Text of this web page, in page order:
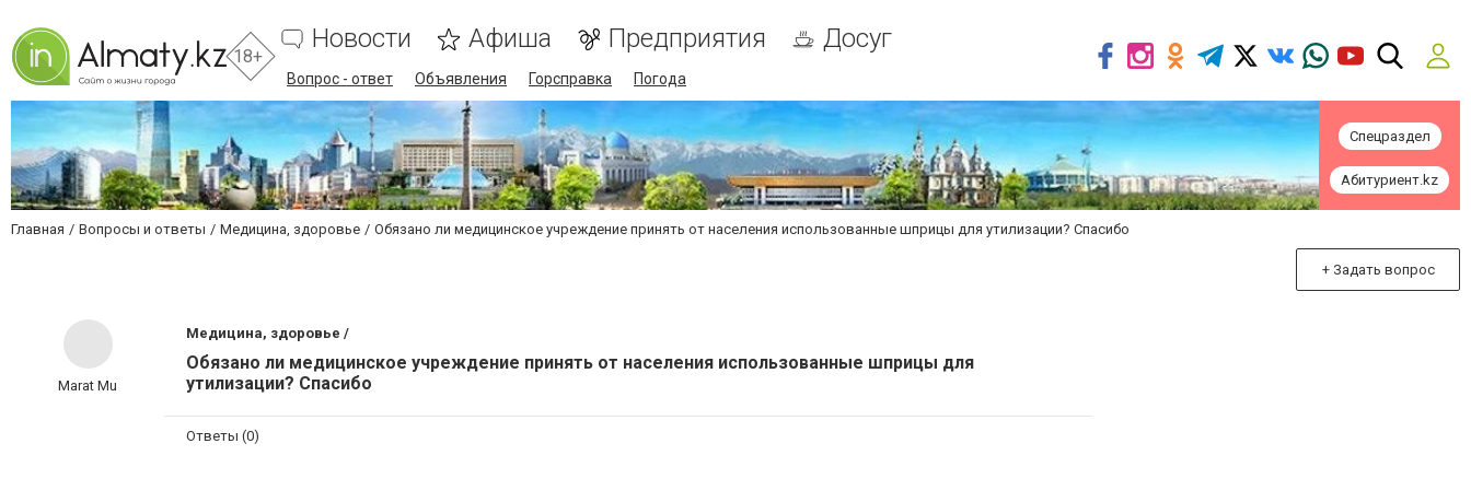
18+
Новости Афиша Предприятия Досуг
Вопрос - ответ Объявления Горсправка Погода
Спецраздел
Абитуриент.kz
Главная Вопросы и ответы Медицина, здоровье Обязано ли медицинское учреждение принять от населения использованные шприцы для утилизации? Спасибо
+ Задать вопрос
Marat Mu
Медицина, здоровье /
Обязано ли медицинское учреждение принять от населения использованные шприцы для
утилизации? Спасибо
Ответы (0)